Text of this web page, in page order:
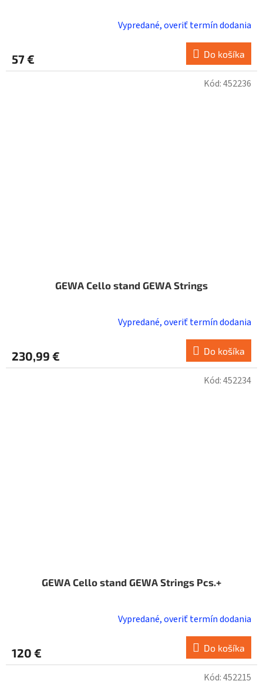
Vypredané, overiť termín dodania
57 € Do košíka
GEWA Cello stand GEWA Strings
Vypredané, overiť termín dodania
230,99 € Do košíka
Kód:452236
GEWA Cello stand GEWA Strings Pcs.+
Vypredané, overiť termín dodania
120 € Do košíka
Kód:452234
Kód:452215